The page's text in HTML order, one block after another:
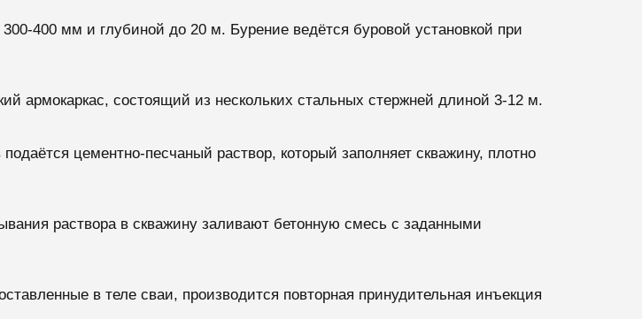
400 мм и глубиной до 20 м. Бурение ведётся буровой установкой при
армокаркас, состоящий из нескольких стальных стержней длиной 3-12 м.
цементно-песчаный раствор, который заполняет скважину, плотно
раствора в скважину заливают бетонную смесь с заданными
в теле сваи, производится повторная принудительная инъекция